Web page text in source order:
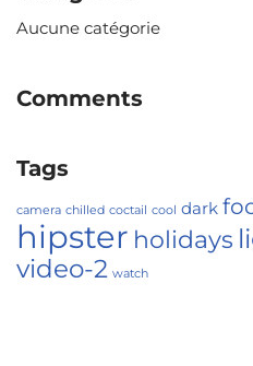
Aucune catégorie
Comments
Tags
camera chilled coctail cool dark
hipster holidays
video-2 watch